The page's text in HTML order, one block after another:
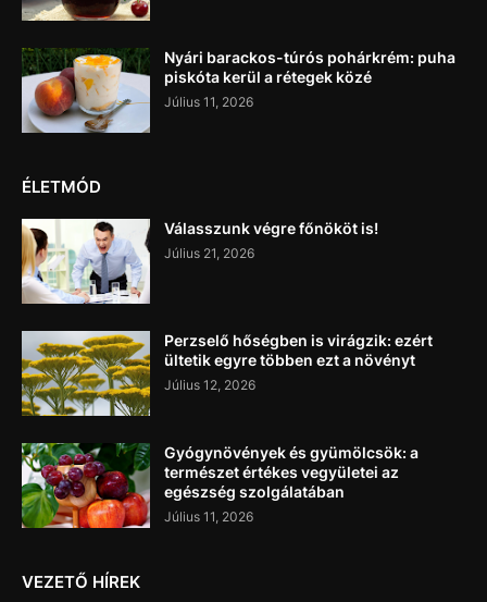
Nyári barackos-túrós pohárkrém: puha
piskóta kerül a rétegek közé
Július 11, 2026
ÉLETMÓD
Válasszunk végre főnököt is!
Július 21, 2026
Perzselő hőségben is virágzik: ezért
ültetik egyre többen ezt a növényt
Július 12, 2026
Gyógynövények és gyümölcsök: a
természet értékes vegyületei az
egészség szolgálatában
Július 11, 2026
VEZETŐ HÍREK